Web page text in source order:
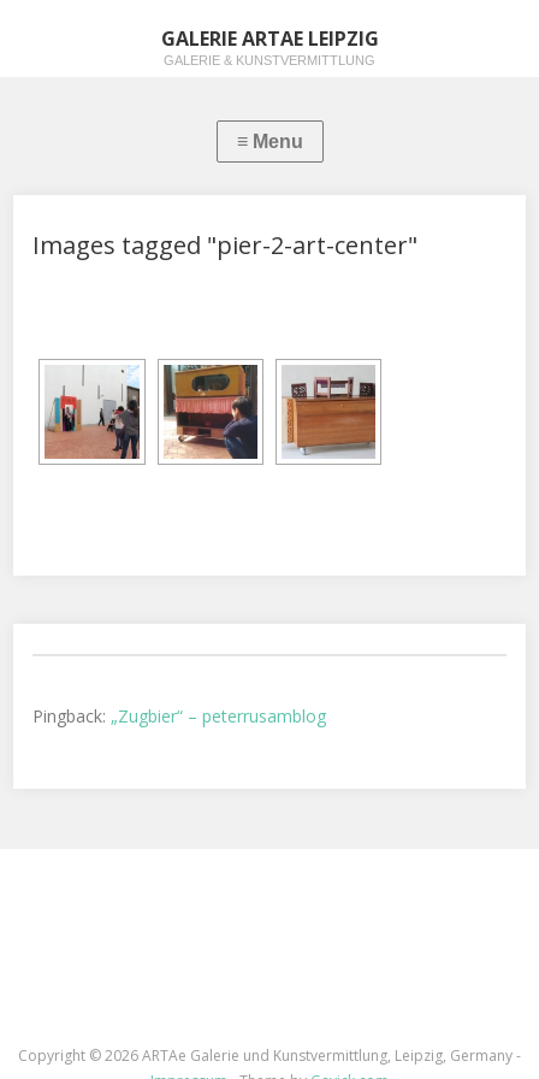
GALERIE ARTAE LEIPZIG
GALERIE & KUNSTVERMITTLUNG
Images tagged "pier-2-art-center"
Pingback: „Zugbier“ – peterrusamblog
Copyright ©2026 ARTAe Galerie und Kunstvermittlung, Leipzig, Germany -